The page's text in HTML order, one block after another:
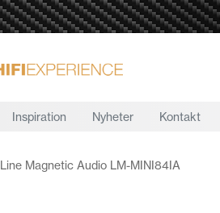
Inspiration Nyheter Kontakt
Line Magnetic Audio LM-MINI84IA